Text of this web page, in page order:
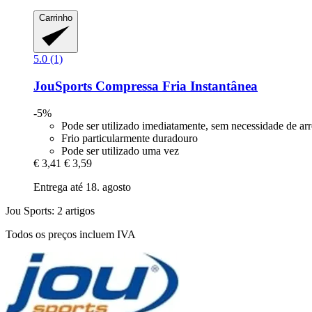
Carrinho
5.0 (1)
JouSports Compressa Fria Instantânea
-5%
Pode ser utilizado imediatamente, sem necessidade de
Frio particularmente duradouro
Pode ser utilizado uma vez
€ 3,41 € 3,59
Entrega até 18. agosto
Jou Sports: 2 artigos
Todos os preços incluem IVA